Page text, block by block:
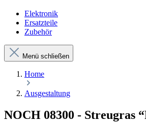
Elektronik
Ersatzteile
Zubehör
Menü schließen
Home
Ausgestaltung
NOCH 08300 - Streugras